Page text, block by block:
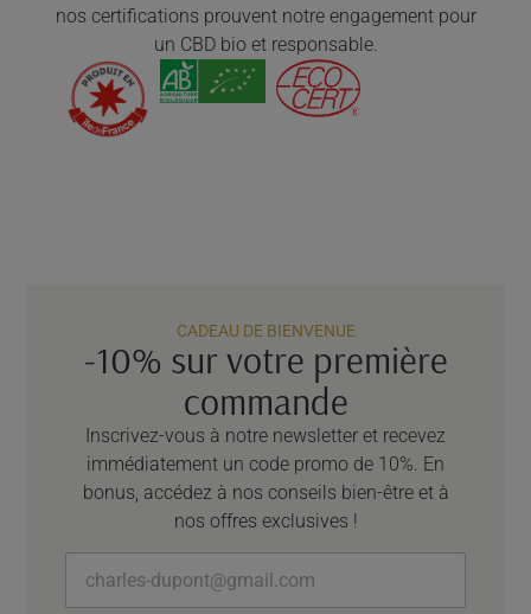
nos certifications prouvent notre engagement pour
un CBD bio et responsable.
CADEAU DE BIENVENUE
-10% sur votre première
commande
Inscrivez-vous à notre newsletter et recevez
immédiatement un code promo de 10%. En
bonus, accédez à nos conseils bien-être et à
nos offres exclusives !